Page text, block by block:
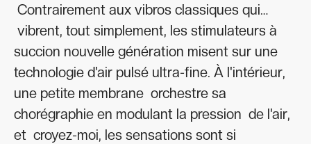
Contrairement aux vibros classiques qui…
vibrent, tout simplement, les stimulateurs à
succion nouvelle génération misent sur une
technologie d'air pulsé ultra-fine. À l'intérieur,
une petite membrane orchestre sa
chorégraphie en modulant la pression de l'air,
et croyez-moi, les sensations sont si